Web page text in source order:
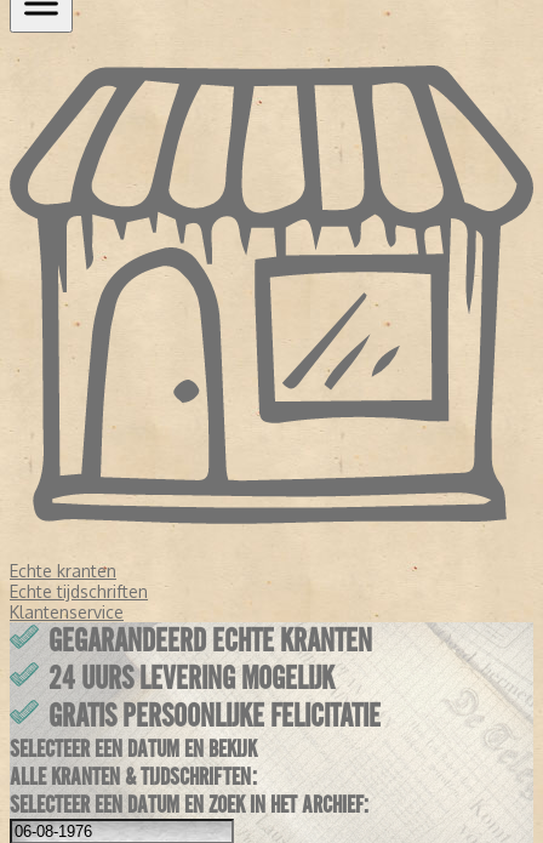
Echte kranten
Echte tijdschriften
Klantenservice
GEGARANDEERD ECHTE KRANTEN
24 UURS LEVERING MOGELIJK
GRATIS PERSOONLIJKE FELICITATIE
SELECTEER EEN DATUM EN BEKIJK
ALLE KRANTEN & TIJDSCHRIFTEN:
SELECTEER EEN DATUM EN ZOEK IN HET ARCHIEF: